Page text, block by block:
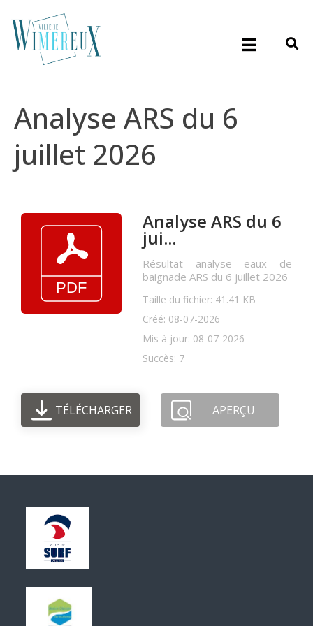
Analyse ARS du 6
juillet 2026
Analyse ARS du 6
jui...
Résultat analyse eaux de
baignade ARS du 6 juillet 2026
Taille du fichier: 41.41 KB
Créé: 08-07-2026
Mis à jour: 08-07-2026
Succès: 7
TÉLÉCHARGER APERÇU